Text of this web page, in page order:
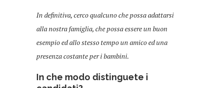
In definitiva, cerco qualcuno che possa adattarsi
alla nostra famiglia, che possa essere un buon
esempio ed allo stesso tempo un amico ed una
presenza costante per i bambini.
In che modo distinguete i